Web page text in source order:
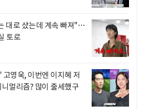
대로 샀는데 계속 빠져"…
토로
영욱, 이번엔 이지혜 저
멀리즘? 많이 출세했구